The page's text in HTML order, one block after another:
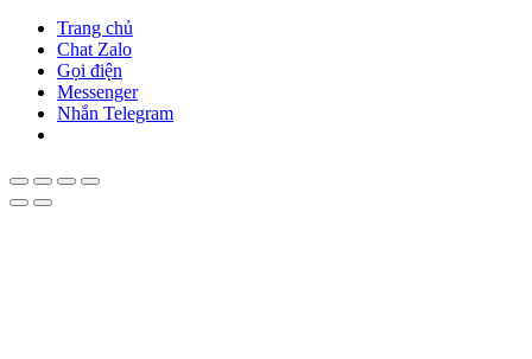
Trang chủ
Chat Zalo
Gọi điện
Messenger
Nhắn Telegram